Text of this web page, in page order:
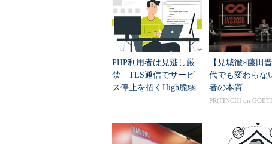
PHP利用者は見逃し厳
禁 TLS通信でサービ
ス停止を招くHigh脆弱
【見城徹×藤田
代でも変わらな
者の本質
PR(FINCHI on